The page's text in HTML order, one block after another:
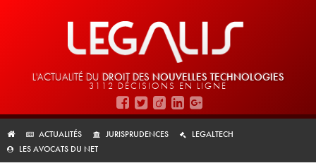
L'ACTUALITÉ DU DROIT DES NOUVELLES TECHNOLOGIES
3112 DÉCISIONS EN LIGNE
ACTUALITÉS JURISPRUDENCES
LEGALTECH
LES AVOCATS DU NET